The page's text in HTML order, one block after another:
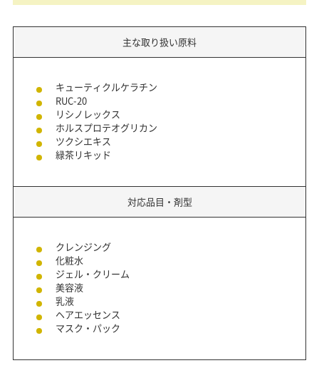
主な取り扱い原料
キューティクルケラチン
RUC-20
リシノレックス
ホルスプロテオグリカン
ツクシエキス
緑茶リキッド
対応品目・剤型
クレンジング
化粧水
ジェル・クリーム
美容液
乳液
ヘアエッセンス
マスク・パック